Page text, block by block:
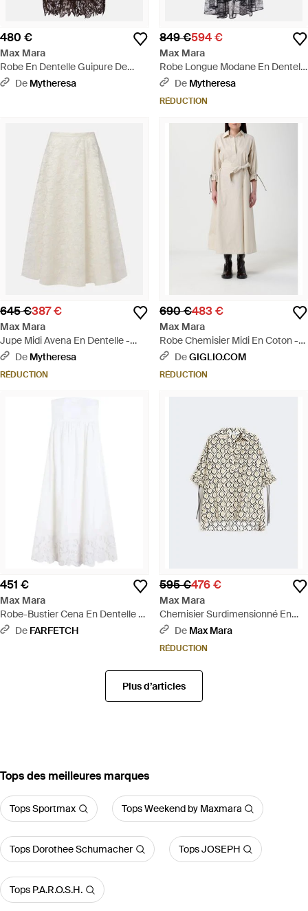
480 €
Max Mara
Robe En Dentelle Guipure De
Coton - Marron
De Mytheresa
849 €594 €
Max Mara
Robe Longue Modane En Dentelle
- Noir
De Mytheresa
RÉDUCTION
645 €387 €
Max Mara
Jupe Midi Avena En Dentelle -
Blanc
De Mytheresa
RÉDUCTION
690 €483 €
Max Mara
Robe Chemisier Midi En Coton -
Neutre
DeGIGLIO.COM
RÉDUCTION
451 €
Max Mara
Robe-Bustier Cena En Dentelle -
Blanc
De FARFETCH
595 €476 €
Max Mara
Chemisier Surdimensionné En
Popeline Imprimée - Blanc
De Max Mara
RÉDUCTION
Plus d’articles
‪Tops‬ des meilleures marques
Tops Sportmax Tops Weekend by Maxmara
Tops Dorothee Schumacher Tops JOSEPH
Tops P.A.R.O.S.H.